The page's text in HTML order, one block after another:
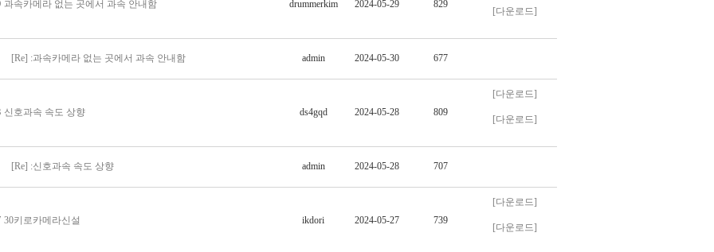
과속카메라 없는 곳에서 과속 안내함 drummerkim 2024-05-29 829
[다운로드]
[Re] :과속카메라 없는 곳에서 과속 안내함 admin 2024-05-30 677
신호과속 속도 상향 ds4gqd 2024-05-28 809
[다운로드]
[다운로드]
[Re] :신호과속 속도 상향 admin 2024-05-28 707
30키로카메라신설 ikdori 2024-05-27 739
[다운로드]
[다운로드]